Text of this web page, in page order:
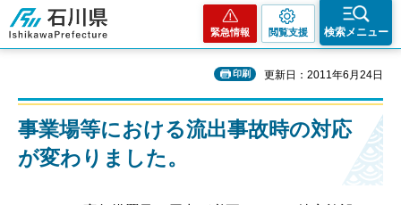
石川県
緊急情報 閲覧支援 検索メニュー
印刷 更新日：2011年6月24日
事業場等における流出事故時の対応
が変わりました。